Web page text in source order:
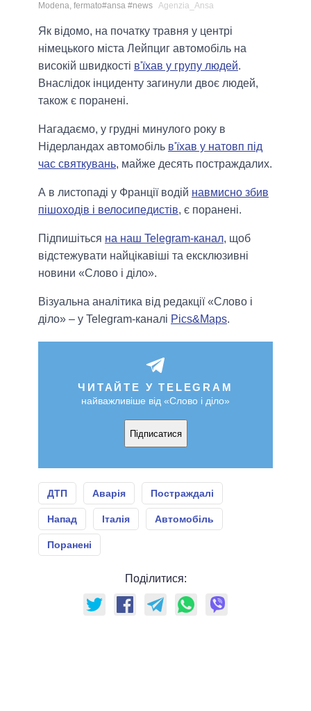
Modena, fermato#ansa #news Agenzia_Ansa
Як відомо, на початку травня у центрі
німецького міста Лейпциг автомобіль на
високій швидкості в'їхав у групу людей.
Внаслідок інциденту загинули двоє людей,
також є поранені.
Нагадаємо, у грудні минулого року в
Нідерландах автомобіль в'їхав у натовп під
час святкувань, майже десять постраждалих.
А в листопаді у Франції водій навмисно збив
пішоходів і велосипедистів, є поранені.
Підпишіться на наш Telegram-канал, щоб
відстежувати найцікавіші та ексклюзивні
новини «Слово і діло».
Візуальна аналітика від редакції «Слово і
діло» – у Telegram-каналі Pics&Maps.
ЧИТАЙТЕ У TELEGRAM
найважливіше від «Слово і діло»
Підписатися
ДТП Аварія Постраждалі
Напад Італія Автомобіль
Поранені
Поділитися: